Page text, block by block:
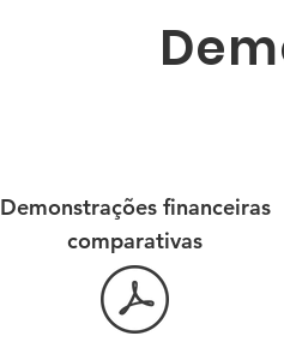
Demonstrações financeiras
comparativas